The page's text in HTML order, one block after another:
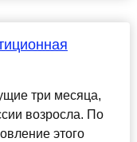
три месяца,
возросла. По
этого